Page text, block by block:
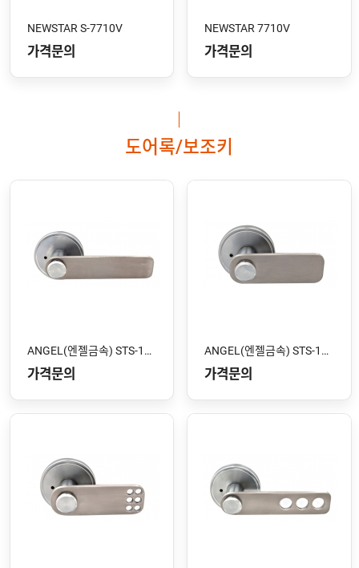
NEWSTAR S-7710V
가격문의
NEWSTAR 7710V
가격문의
도어록/보조키
ANGEL(엔젤금속) STS-106 SS
가격문의
ANGEL(엔젤금속) STS-105 SS
가격문의